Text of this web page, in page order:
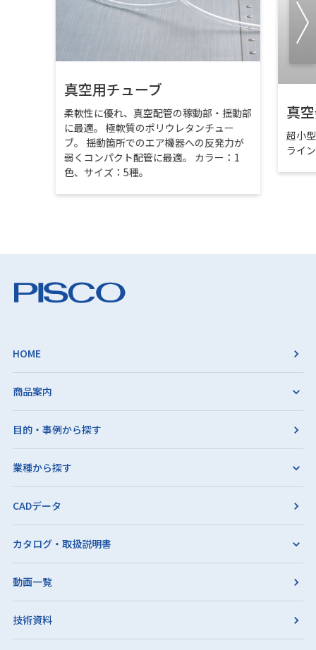
真空用チューブ
柔軟性に優れ、真空配管の稼動部・揺動部
に最適。 極軟質のポリウレタンチュー
ブ。 揺動箇所でのエア機器への反発力が
弱くコンパクト配管に最適。 カラー：1
色、サイズ：5種。
真
超小
ライ
HOME
商品案内
目的・事例から探す
業種から探す
CADデータ
カタログ・取扱説明書
動画一覧
技術資料